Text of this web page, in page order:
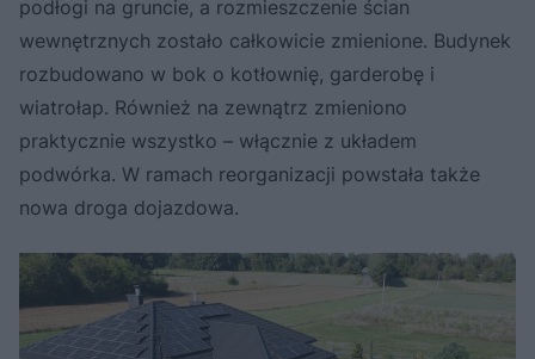
podłogi na gruncie, a rozmieszczenie ścian
wewnętrznych zostało całkowicie zmienione. Budynek
rozbudowano w bok o kotłownię, garderobę i
wiatrołap. Również na zewnątrz zmieniono
praktycznie wszystko – włącznie z układem
podwórka. W ramach reorganizacji powstała także
nowa droga dojazdowa.